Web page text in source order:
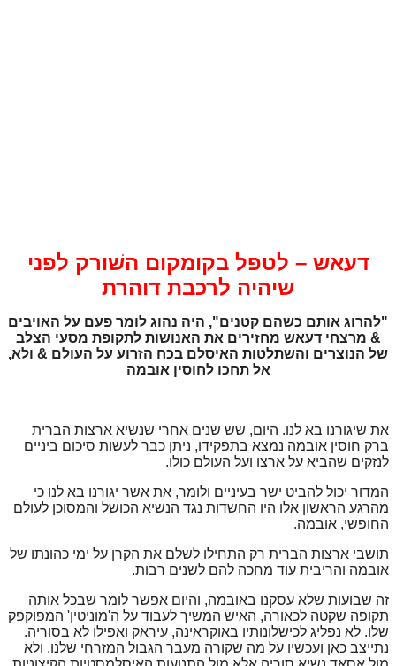
דעאש – לטפל בקומקום השׁורק לפני
שיהיה לרכבת דוהרת
"להרוג אותם כשהם קטנים", היה נהוג לומר פעם על האויבים
& מרצחי דעאש מחזירים את האנושות לתקופת מסעי הצלב
של הנוצרים והשתלטות האיסלם בכח הזרוע על העולם & ולא,
אל תחכו לחוסין אובמה
את שיגורנו בא לנו. היום, שש שנים אחרי שנשיא ארצות הברית
ברק חוסין אובמה נמצא בתפקידו, ניתן כבר לעשות סיכום ביניים
לנזקים שהביא על ארצו ועל העולם כולו.
המדור יכול להביט ישר בעיניים ולומר, את אשר יגורנו בא לנו כי
מהרגע הראשון אלו היו החשדות נגד הנשיא הכושל והמסוכן לעולם
החופשי, אובמה.
תושבי ארצות הברית רק התחילו לשלם את הקרן על ימי כהונתו של
אובמה והריבית עוד מחכה להם לשנים רבות.
זה שבועות שלא עסקנו באובמה, והיום אפשר לומר שבכל אותה
תקופה שקטה לכאורה, האיש המשיך לעבוד על ה'מוניטין' המפוקפק
שלו. לא נפליג לכישלונותיו באוקראינה, עיראק ואפילו לא בסוריה.
נתייצב כאן ועכשיו על מה שקורה מעבר הגבול המזרחי שלנו, ולא